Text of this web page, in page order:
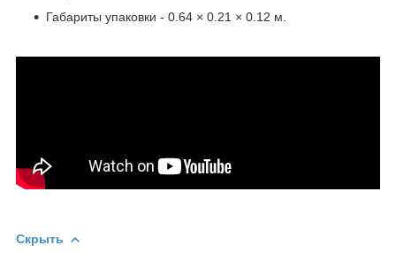
Габариты упаковки - 0.64 × 0.21 × 0.12 м.
Скрыть